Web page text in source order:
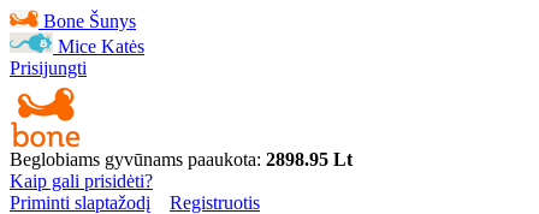
Bone Šunys
Mice Katės
Prisijungti
Beglobiams gyvūnams paaukota: 2898.95 Lt
Kaip gali prisidėti?
Priminti slaptažodį
Registruotis